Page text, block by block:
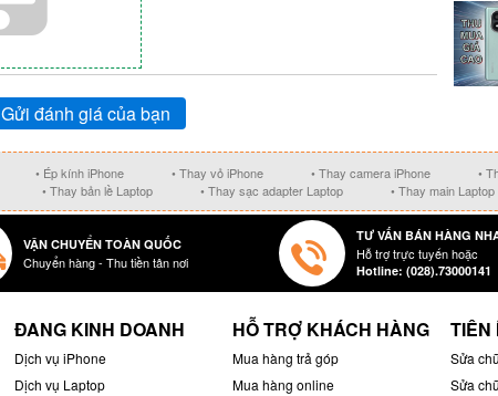
Gửi đánh giá của bạn
• Ép kính iPhone • Thay vỏ iPhone • Thay camera iPhone •
• Thay bản lề Laptop • Thay sạc adapter Laptop • Thay main Laptop
VẬN CHUYỂN TOÀN QUỐC
Chuyển hàng - Thu tiền tân nơi
TƯ VẤN BÁN HÀNG
Hỗ trợ trực tuyến hoặc
Hotline: (028).73000141
ĐANG KINH DOANH
Dịch vụ iPhone
Dịch vụ Laptop
HỖ TRỢ KHÁCH HÀNG
Mua hàng trả góp
Mua hàng online
TIÊN
Sửa
Sửa